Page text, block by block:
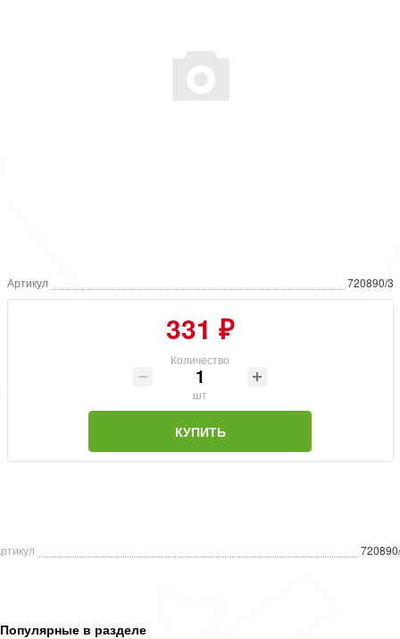
Артикул 720890/3
331 ₽
Количество
шт
КУПИТЬ
Популярные в разделе